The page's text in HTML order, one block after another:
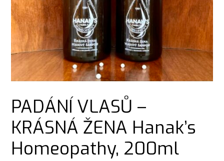
PADÁNÍ VLASŮ –
KRÁSNÁ ŽENA Hanak’s
Homeopathy, 200ml